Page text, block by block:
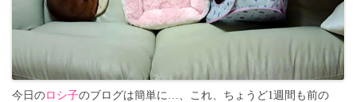
今日のロシ子のブログは簡単に…、これ、ちょうど1週間も前の